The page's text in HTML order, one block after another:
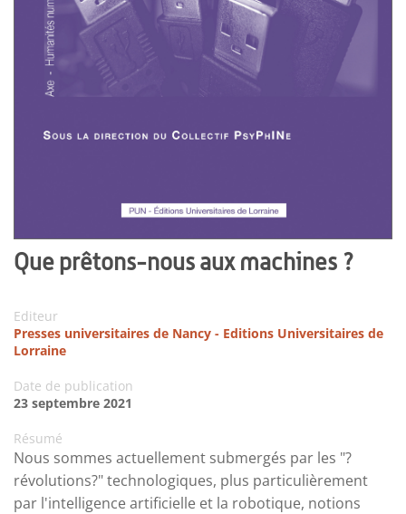
Que prêtons-nous aux machines ?
Editeur
Presses universitaires de Nancy - Editions Universitaires de
Lorraine
Date de publication
23 septembre 2021
Résumé
Nous sommes actuellement submergés par les "?
révolutions?" technologiques, plus particulièrement
par l'intelligence artificielle et la robotique, notions